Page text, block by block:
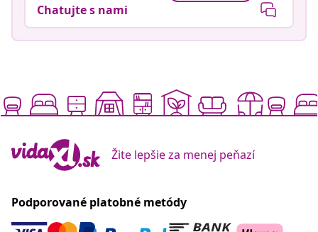
Chatujte s nami
Žite lepšie za menej peňazí
Podporované platobné metódy